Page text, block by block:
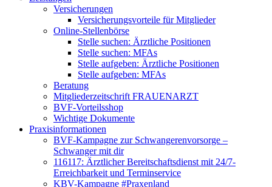
Versicherungen
Versicherungsvorteile für Mitglieder
Online-Stellenbörse
Stelle suchen: Ärztliche Positionen
Stelle suchen: MFAs
Stelle aufgeben: Ärztliche Positionen
Stelle aufgeben: MFAs
Beratung
Mitgliederzeitschrift FRAUENARZT
BVF-Vorteilsshop
Wichtige Dokumente
Praxisinformationen
BVF-Kampagne zur Schwangerenvorsorge –
Schwanger mit dir
116117: Ärztlicher Bereitschaftsdienst mit 24/7-
Erreichbarkeit und Terminservice
KBV-Kampagne #Praxenland